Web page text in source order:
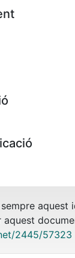
aquest
2445/57323